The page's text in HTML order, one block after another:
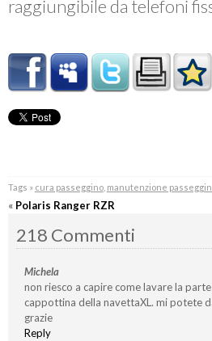
raggiungibile da telefoni
Tags » cura passeggino, manutenzione
« Polaris Ranger RZR
218 Commenti
Michela
non riesco a capire come lavare la
cappottina della navettaXL. mi potete
grazie
Reply